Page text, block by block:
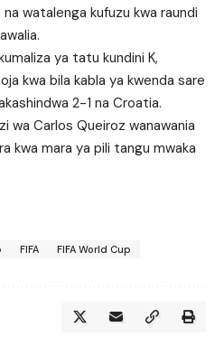
watalenga kufuzu kwa raundi
ya tatu kundini K,
kwa bila kabla ya kwenda sare
2-1 na Croatia.
wa Carlos Queiroz wanawania
kwa mara ya pili tangu mwaka
FIFA FIFA World Cup